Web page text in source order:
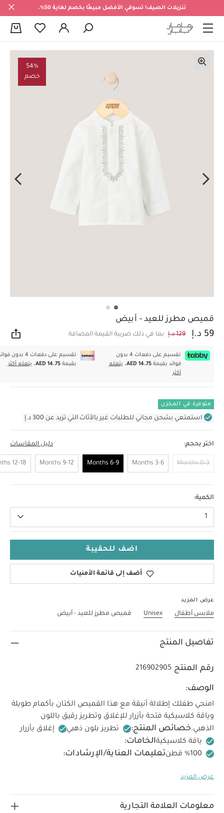
تنزيلات الصيف! تسوقي الأفضل مبيعًا بخصم لغاية 50%.
54%
خصم
قميص مطرز للعيد - أبيض
59 د.إ 129 د.إ بما في ذلك ضريبة القيمة المضافة
تقسيم على دفعات 4 بدون
فوائد بقيمة AED 14.75.
يتعلم
أكثر
تقسيم على دفعات 4 بدون
بقيمةAED 14.75. يتعلم أكثر
متوفرة في المخزن
استمتعي بشحن مجاني للطلبات غير بالأثاث التي تزيد عن 300 د.إ
اختر بحجم: دليل المقاسات
0-3 Months
3-6 Months
6-9 Months
9-12 Months
12-18 Months
الكمية:
1
اضف للحقيبة
أضف إلى قائمة الأمنيات
عرض المزيد
ملابس أطفال Unisex قميص مطرز للعيد - أبيض
تفاصيل المنتج
رقم المنتج 216902905
الوصف:
امنحي طفلك إطلالة أنيقة مع هذا القميص الكتان بأكمام طويلة
وياقة كلاسيكية فتحة بأزرار للإغلاق وتطريز رقيق باللون
الذهبي.خصائص المنتج: تطريز بلون ذهبي
إغلاق بأزرار
ياقة كلاسيكيةالخامات:
تعليمات العناية/الإرشادات:
المبيضات
الداكنة على حدة
كيّ على الجانب الداخلي
عرض المزيد
معلومات العلامة التجارية